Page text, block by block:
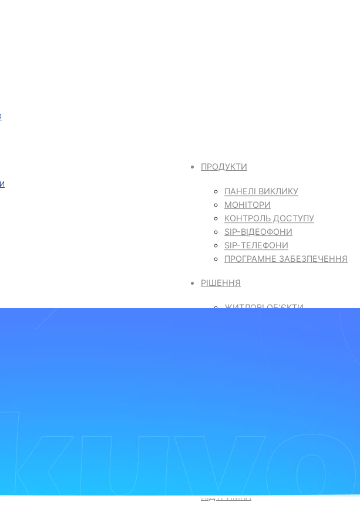
ПРОДУКТИ
ПАНЕЛІ ВИКЛИКУ
МОНІТОРИ
КОНТРОЛЬ ДОСТУПУ
SIP-ВІДЕОФОНИ
SIP-ТЕЛЕФОНИ
ПРОГРАМНЕ ЗАБЕЗПЕЧЕННЯ
РІШЕННЯ
ЖИТЛОВІ ОБ’ЄКТИ
ЯК ПРАЦЮЄ
ОБЛАДНАННЯ
ПІДТРИМКА